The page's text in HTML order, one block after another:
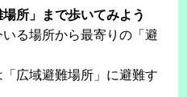
所」まで歩いてみよう
る場所から最寄りの「避
広域避難場所」に避難す